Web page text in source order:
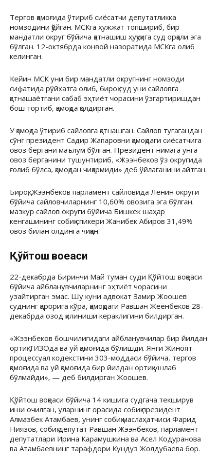
Тергов қамоғида ўтириб сиёсатчи депутатликка
номзодини қўйган. МСКга ҳужжат топшириб, бир
мандатли округ бўйича қатнашиш ҳуқуқига суд орқали эга
бўлган. 12-октябрда конвой назоратида МСКга олиб
келинган.
Кейин МСК уни бир мандатли округнинг номзоди
сифатида рўйхатга олиб, бироқ суд уни сайловга
қатнашаётгани сабаб эҳтиёт чорасини ўзгартиришдан
бош тортиб, қамоқда қолдирган.
У қамоқда ўтириб сайловга қатнашган. Сайлов тугагандан
сўнг президент Садир Жапаровни қамоқдаги сиёсатчига
овоз бергани маълум бўлган. Президент нимага унга
овоз берганини тушунтириб, «Жээнбеков ўз округида
ғолиб бўлса, қамоқдан чиқармиди» деб ўйлаганини айтган.
Бироқ, Жээнбеков парламент сайловида Ленин округи
бўйича сайловчиларнинг 10,60% овозига эга бўлган.
мазкур сайлов округи бўйича Бишкек шаҳар
кенгашининг собиқ спикери Жанибек Абиров 31,49%
овоз билан олдинга чиққан.
Қўйтош воқеаси
22-декабрда Биринчи Май туман суди Қўйтош воқеаси
бўйича айбланувчиларнинг эҳтиёт чорасини
узайтирган эмас. Шу куни адвокат Замир Жоошев
суднинг қарорига кўра, қамоқдаги Равшан Жеенбеков 28-
декабрда озод қилиниши кераклигини билдирган.
«Жээнбеков бошчилигидаги айбланувчилар бир йилдан
ортиқ ТИЗОда ва уй қамоғида бўлишди. Янги Жиноят-
процессуал кодекстини 303-моддаси бўйича, тергов
қамоғида ва уй қамоғида бир йилдан ортиқ ушлаб
бўлмайди», — деб билдирган Жоошев.
Қўйтош воқеаси бўйича 14 кишига судгача текширув
иши очилган, уларнинг орасида собиқ президент
Алмазбек Атамбаев, унинг собиқ маслаҳатчиси Фарид
Ниязов, собиқ депутат Равшан Жээнбеков, парламент
депутатлари Ирина Карамушкина ва Асел Кодуранова
ва Атамбаевнинг тарафдори Кундуз Жолдубаева бор.